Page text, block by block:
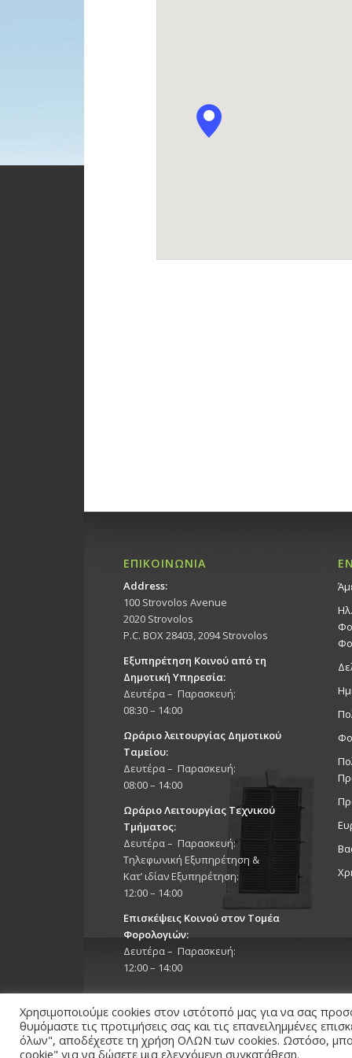
ΕΠΙΚΟΙΝΩΝΙΑ
Address:
100 Strovolos Avenue
2020 Strovolos
P.C. BOX 28403, 2094 Strovolos
Εξυπηρέτηση Κοινού από τη
Δημοτική Υπηρεσία:
Δευτέρα – Παρασκευή:
08:30 – 14:00
Ωράριο λειτουργίας Δημοτικού
Ταμείου:
Δευτέρα – Παρασκευή:
08:00 – 14:00
Ωράριο Λειτουργίας Τεχνικού
Τμήματος:
Δευτέρα – Παρασκευή:
Τηλεφωνική Εξυπηρέτηση &
Κατ’ ιδίαν Εξυπηρέτηση:
12:00 – 14:00
Επισκέψεις Κοινού στον Τομέα
Φορολογιών:
Δευτέρα – Παρασκευή:
12:00 – 14:00
Copyright 2026 © Δήμος Στροβόλου, All Rights
Χρησιμοποιούμε cookies στον ιστότοπό μας για να σας
θυμόμαστε τις προτιμήσεις σας και τις επανειλημμένες
όλων", αποδέχεστε τη χρήση ΟΛΩΝ των cookies. Ωστόσο,
cookie" για να δώσετε μια ελεγχόμενη συγκατάθεση.